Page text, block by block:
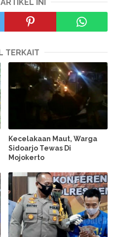
INI
TERKAIT
Kecelakaan Maut, Warga
Sidoarjo Tewas Di
Mojokerto